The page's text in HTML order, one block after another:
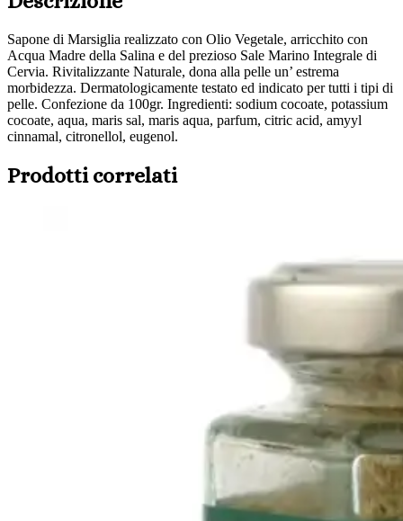
Sapone di Marsiglia realizzato con Olio Vegetale, arricchito con
Acqua Madre della Salina e del prezioso Sale Marino Integrale di
Cervia. Rivitalizzante Naturale, dona alla pelle un’ estrema
morbidezza. Dermatologicamente testato ed indicato per tutti i tipi di
pelle. Confezione da 100gr. Ingredienti: sodium cocoate, potassium
cocoate, aqua, maris sal, maris aqua, parfum, citric acid, amyyl
cinnamal, citronellol, eugenol.
Prodotti correlati